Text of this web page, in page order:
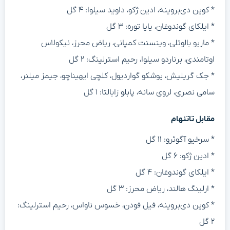
* کوین دی‌بروینه، ادین ژکو، داوید سیلوا: ۴ گل
* ایلکای گوندوغان، یایا توره: ۳ گل
* ماریو بالوتلی، وینسنت کمپانی، ریاض محرز، نیکولاس
اوتامندی، برناردو سیلوا، رحیم استرلینگ: ۲ گل
* جک گریلیش، یوشکو گواردیول، کلچی ایهیناچو، جیمز میلنر،
سامی نصری، لروی سانه، پابلو زابالتا: ۱ گل
مقابل تاتنهام
* سرخیو آگوئرو: ۱۱ گل
* ادین ژکو: ۶ گل
* ایلکای گوندوغان: ۴ گل
* ارلینگ هالند، ریاض محرز: ۳ گل
* کوین دی‌بروینه، فیل فودن، خسوس ناواس، رحیم استرلینگ:
۲ گل